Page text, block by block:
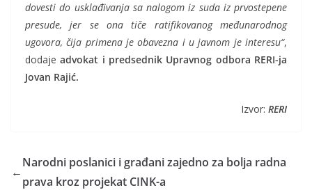
dovesti do usklađivanja sa nalogom iz suda iz prvostepene
presude, jer se ona tiče ratifikovanog međunarodnog
ugovora, čija primena je obavezna i u javnom je interesu“,
dodajeadvokat i predsednik Upravnog odbora RERI-ja
Jovan Rajić.
Izvor: RERI
←
Narodni poslanici i građani zajedno za bolja radna
prava kroz projekat CINK-a